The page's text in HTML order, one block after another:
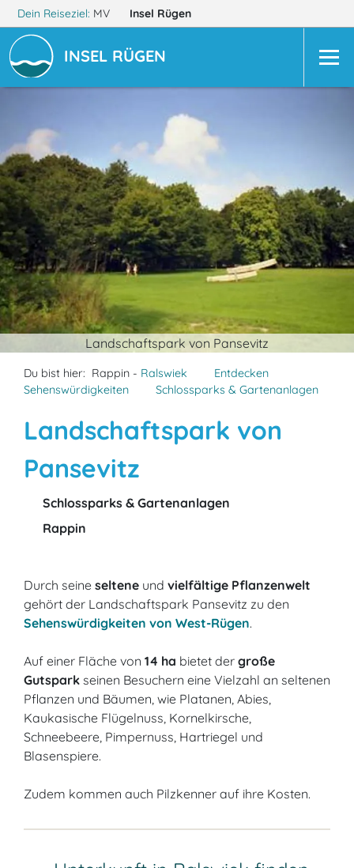
Dein Reiseziel: MV Insel Rügen
INSEL RÜGEN
Landschaftspark von Pansevitz
Du bist hier: Rappin - Ralswiek
Entdecken
Sehenswürdigkeiten
Schlossparks & Gartenanlagen
Landschaftspark von
Pansevitz
Schlossparks & Gartenanlagen
Rappin
Durch seine seltene und vielfältige Pflanzenwelt
gehört der Landschaftspark Pansevitz zu den
Sehenswürdigkeiten von West-Rügen.
Auf einer Fläche von 14 ha bietet der große
Gutspark seinen Besuchern eine Vielzahl an seltenen
Pflanzen und Bäumen, wie Platanen, Abies,
Kaukasische Flügelnuss, Kornelkirsche,
Schneebeere, Pimpernuss, Hartriegel und
Blasenspiere.
Zudem kommen auch Pilzkenner auf ihre Kosten.